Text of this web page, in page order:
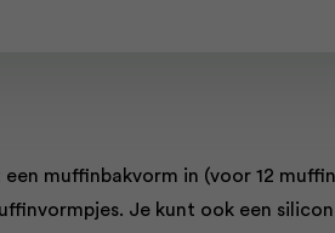
muffinbakvorm in (voor 12
Je kunt ook een